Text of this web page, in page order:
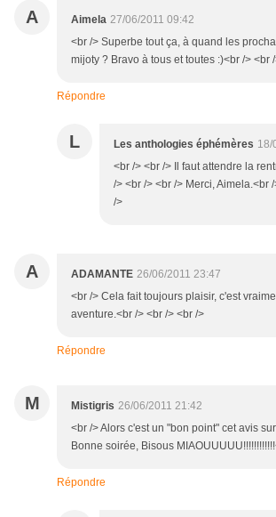
A Aimela 27/06/2011 09:42
<br /> Superbe tout ça, à quand les
mijoty ? Bravo à tous et toutes :)<br /> <br
Répondre
L Les anthologies éphémères 18/
<br /> <br /> Il faut attendre la
/> <br /> <br /> Merci, Aimela.<br
/>
A ADAMANTE 26/06/2011 23:47
<br /> Cela fait toujours plaisir, c'est
aventure.<br /> <br /> <br />
Répondre
M Mistigris 26/06/2011 21:42
<br /> Alors c'est un "bon point" cet avis
Bonne soirée, Bisous
Répondre